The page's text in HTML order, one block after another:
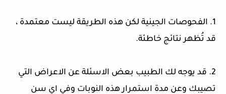
1. الفحوصات الجينية لكن هذه الطريقة ليست معتمدة ،
قد تُظهر نتائج خاطئة.
2. قد يوجه لك الطبيب بعض الاسئلة عن الاعراض التي
تصيبك وعن مدة استمرار هذه النوبات وفي اي سن